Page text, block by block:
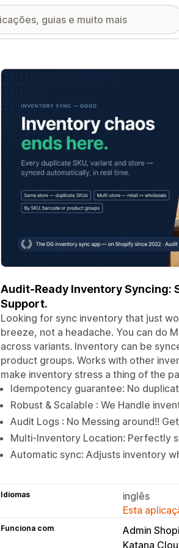
Galeria de imagens em destaque
Audit-Ready Inventory Syncing:
Support.
Looking for sync inventory that just
breeze, not a headache. You can do
across variants. Inventory can be
product groups. Works with other
make inventory stress a thing of the
Idempotency guarantee: No
Robust & Scalable : We Handle
Audit Logs : No Messing around!!
Multi-Inventory Location: Perfectly
Automatic sync: Adjusts inventory
Idiomas
inglês
Esta
Funciona com Admin
Katana